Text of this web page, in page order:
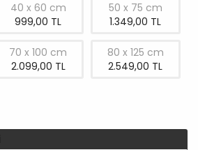
40 x 60 cm
999,00 TL
50 x 75 cm
1.349,00 TL
70 x 100 cm
2.099,00 TL
80 x 125 cm
2.549,00 TL